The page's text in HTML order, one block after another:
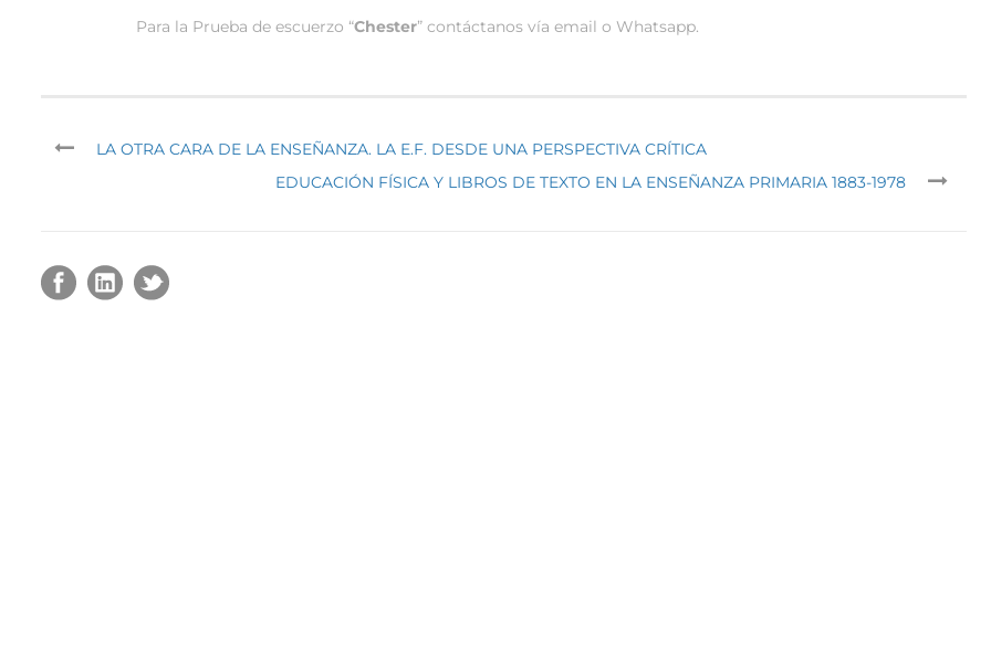
Para la Prueba de escuerzo “Chester” contáctanos vía email o Whatsapp.
LA OTRA CARA DE LA ENSEÑANZA. LA E.F. DESDE UNA PERSPECTIVA CRÍTICA
EDUCACIÓN FÍSICA Y LIBROS DE TEXTO EN LA ENSEÑANZA PRIMARIA 1883-1978